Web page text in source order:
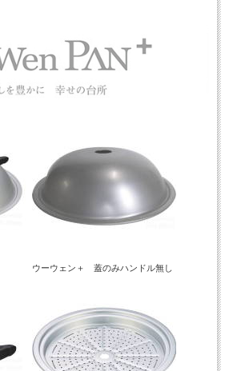
ウーウェン＋ 蓋のみハンドル無し